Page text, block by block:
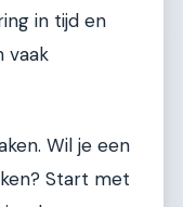
in tijd en
vaak
Wil je een
Start met